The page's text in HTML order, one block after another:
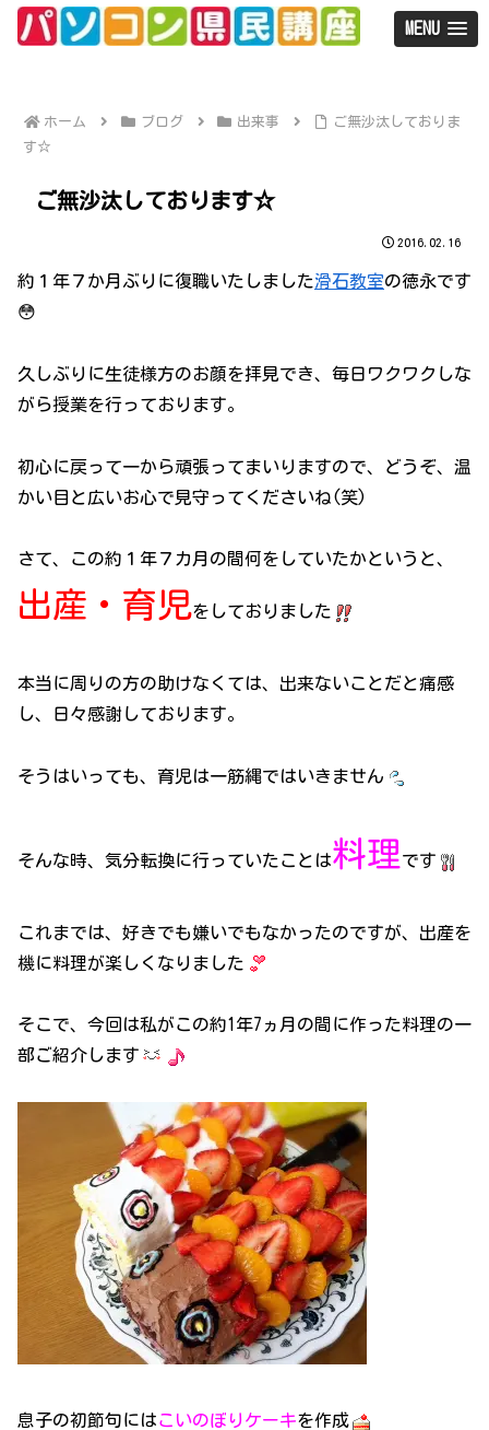
MENU
ホーム ブログ 出来事
ご無沙汰しておりま
す☆
ご無沙汰しております☆
2016.02.16
約１年７か月ぶりに復職いたしました滑石教室の徳永です
😳
久しぶりに生徒様方のお顔を拝見でき、毎日ワクワクしな
がら授業を行っております。
初心に戻って一から頑張ってまいりますので、どうぞ、温
かい目と広いお心で見守ってくださいね(笑)
さて、この約１年７カ月の間何をしていたかというと、
出産・育児をしておりました
本当に周りの方の助けなくては、出来ないことだと痛感
し、日々感謝しております。
そうはいっても、育児は一筋縄ではいきません
そんな時、気分転換に行っていたことは料理です
これまでは、好きでも嫌いでもなかったのですが、出産を
機に料理が楽しくなりました
そこで、今回は私がこの約1年7ヵ月の間に作った料理の一
部ご紹介します
息子の初節句にはこいのぼりケーキを作成